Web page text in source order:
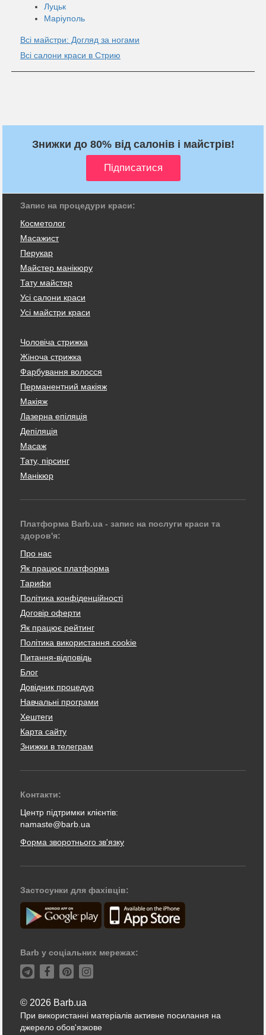
Луцьк
Маріуполь
Всі майстри: Догляд за ногами
Всі салони краси в Стрию
Знижки до 80% від салонів і майстрів!
Запис на процедури краси:
Косметолог
Масажист
Перукар
Майстер манікюру
Тату майстер
Усі салони краси
Усі майстри краси
Чоловіча стрижка
Жіноча стрижка
Фарбування волосся
Перманентний макіяж
Макіяж
Лазерна епіляція
Депіляція
Масаж
Тату, пірсинг
Манікюр
Платформа Barb.ua - запис на послуги краси та
здоров'я:
Про нас
Як працює платформа
Тарифи
Політика конфіденційності
Договір оферти
Як працює рейтинг
Політика використання cookie
Питання-відповідь
Блог
Довідник процедур
Навчальні програми
Хештеги
Карта сайту
Знижки в телеграм
Контакти:
Центр підтримки клієнтів:
namaste@barb.ua
Форма зворотнього зв'язку
Застосунки для фахівців:
Barb у соціальних мережах:
© 2026 Barb.ua
При використанні матеріалів активне посилання на
джерело обов'язкове